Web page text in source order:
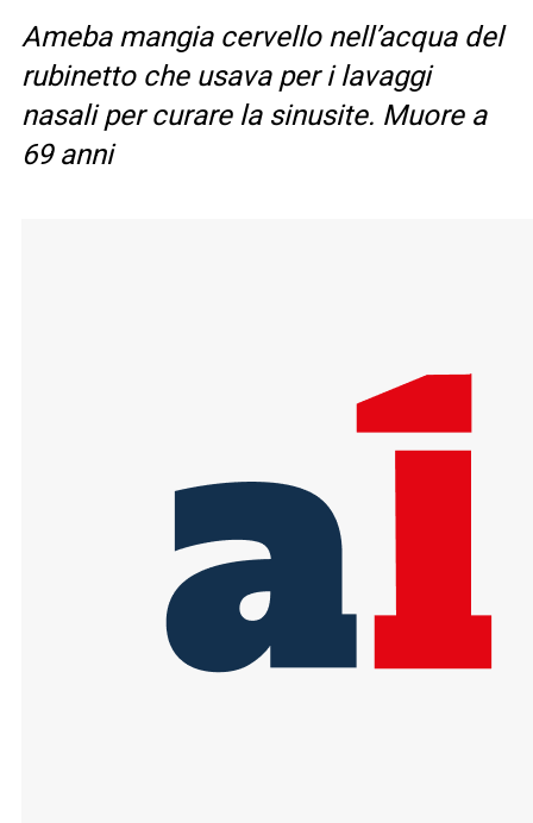
Ameba mangia cervello nell’acqua del
rubinetto che usava per i lavaggi
nasali per curare la sinusite. Muore a
69 anni